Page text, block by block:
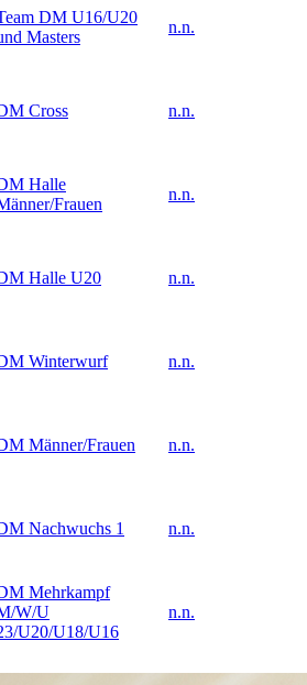
DM U16/U20
Masters
n.n.
Cross n.n.
Halle
Frauen
n.n.
Halle U20 n.n.
Winterwurf n.n.
Männer/Frauen n.n.
Nachwuchs 1 n.n.
Mehrkampf
W/U
U20/U18/U16
n.n.